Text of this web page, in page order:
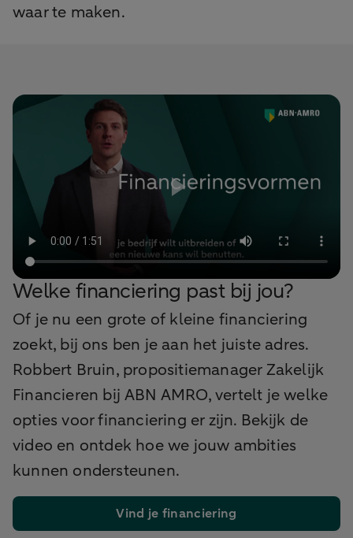
waar te maken.
Welke financiering past bij jou?
Of je nu een grote of kleine financiering
zoekt, bij ons ben je aan het juiste adres.
Robbert Bruin, propositiemanager Zakelijk
Financieren bij ABN AMRO, vertelt je welke
opties voor financiering er zijn. Bekijk de
video en ontdek hoe we jouw ambities
kunnen ondersteunen.
Vind je financiering